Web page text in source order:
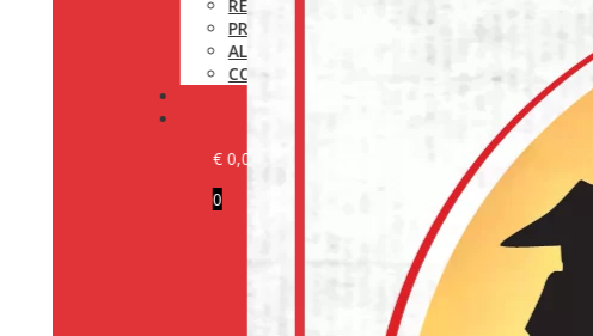
RETOURNERINGSBELEID
PRIVACYBELEID
ALGEMENE VOORWAARDEN
COOKIEBELEID (EU)
€ 0,00
0
KLANT WORDEN
LOG IN